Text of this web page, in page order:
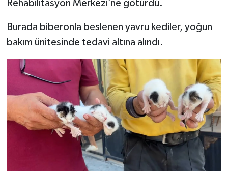
Rehabilitasyon Merkezi’ne götürdü.
Burada biberonla beslenen yavru kediler, yoğun
bakım ünitesinde tedavi altına alındı.